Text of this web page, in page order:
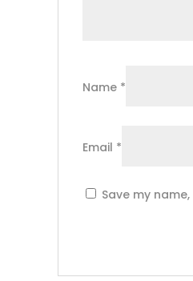
Name *
Email *
Save my